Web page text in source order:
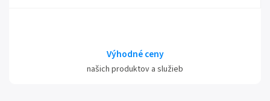
Výhodné ceny
našich produktov a služieb